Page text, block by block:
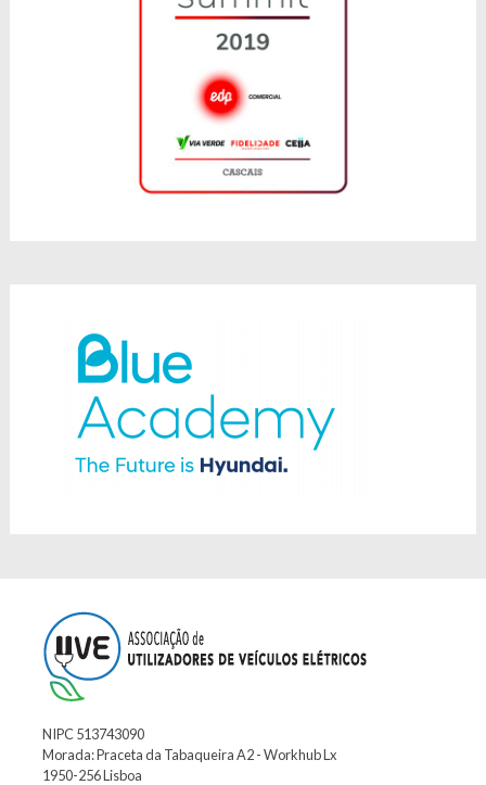
NIPC 513743090
Morada: Praceta da Tabaqueira A2 - Workhub Lx
1950-256 Lisboa